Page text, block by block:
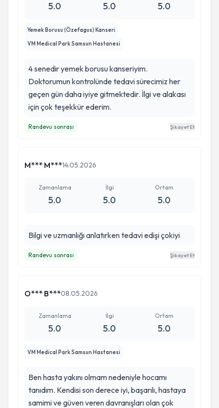
5.0 5.0 5.0
Yemek Borusu (Özefagus) Kanseri
VM Medical Park Samsun Hastanesi
4 senedir yemek borusu kanseriyim.
Doktorumun kontrolünde tedavi sürecimiz her
geçen gün daha iyiye gitmektedir. İlgi ve alakası
için çok teşekkür ederim.
Randevu sonrası Şikayet Et
M*** M***14.05.2026
Zamanlama
5.0
İlgi
5.0
Ortam
5.0
Bilgi ve uzmanlığı anlatırken tedavi edişi çokiyi
Randevu sonrası Şikayet Et
O*** B***08.05.2026
Zamanlama
5.0
İlgi
5.0
Ortam
5.0
VM Medical Park Samsun Hastanesi
Ben hasta yakını olmam nedeniyle hocamı
tanıdım. Kendisi son derece iyi, başarılı, hastaya
samimi ve güven veren davranışları olan çok